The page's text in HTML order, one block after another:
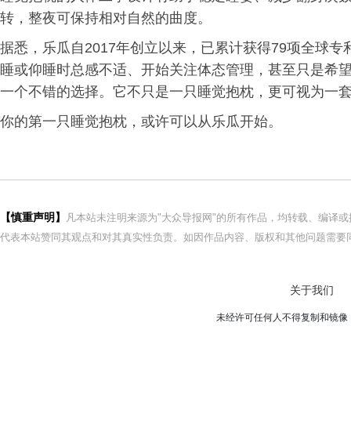
转，整夜可保持相对自然的曲度。
据悉，乐瓜自2017年创立以来，已累计获得79项全球
睡或仰睡时总感不适、开始关注体态管理，甚至只是希
一个不错的选择。它不只是一只睡觉抱枕，更可视为一
你的第一只睡觉抱枕，或许可以从乐瓜开始。
【慎重声明】
凡本站未注明来源为"大众导报网"的所有作品，均转载、编译
代表本站赞同其观点和对其真实性负责。如因作品内容、版权和其他问题需
关于我们
未经许可任何人不得复制和镜